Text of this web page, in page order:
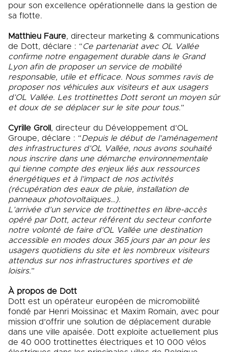
pour son excellence opérationnelle dans la gestion de
sa flotte.
Matthieu Faure, directeur marketing & communications
de Dott, déclare : “Ce partenariat avec OL Vallée
confirme notre engagement durable dans le Grand
Lyon afin de proposer un service de mobilité
responsable, utile et efficace. Nous sommes ravis de
proposer nos véhicules aux visiteurs et aux usagers
d’OL Vallée. Les trottinettes Dott seront un moyen sûr
et doux de se déplacer sur le site pour tous.”
Cyrille Groll , directeur du Développement d’OL
Groupe, déclare : “Depuis le début de l’aménagement
des infrastructures d’OL Vallée, nous avons souhaité
nous inscrire dans une démarche environnementale
qui tienne compte des enjeux liés aux ressources
énergétiques et à l’impact de nos activités
(récupération des eaux de pluie, installation de
panneaux photovoltaïques…).
L’arrivée d’un service de trottinettes en libre-accès
opéré par Dott, acteur référent du secteur conforte
notre volonté de faire d’OL Vallée une destination
accessible en modes doux 365 jours par an pour les
usagers quotidiens du site et les nombreux visiteurs
attendus sur nos infrastructures sportives et de
loisirs.”
À propos de Dott
Dott est un opérateur européen de micromobilité
fondé par Henri Moissinac et Maxim Romain, avec pour
mission d’offrir une solution de déplacement durable
dans une ville apaisée. Dott exploite actuellement plus
de 40 000 trottinettes électriques et 10 000 vélos